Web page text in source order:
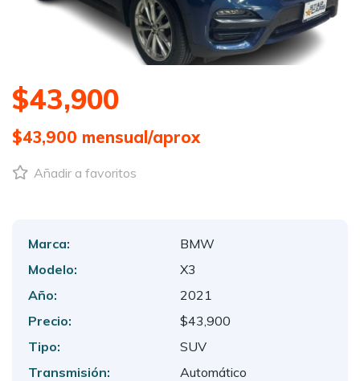
$43,900
$43,900 mensual/aprox
Añadir a favoritos
Marca:
BMW
Modelo:
X3
Año:
2021
Precio:
$43,900
Tipo:
SUV
Transmisión:
Automático